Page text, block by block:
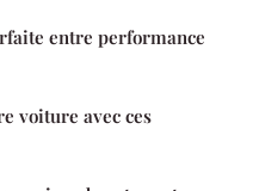
entre performance
voiture avec ces